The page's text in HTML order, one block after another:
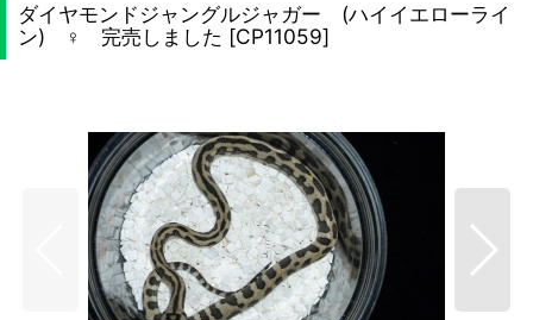
ダイヤモンドジャングルジャガー (ハイイエローライ
ン) ♀ 完売しました [CP11059]